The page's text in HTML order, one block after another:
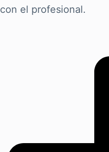
con el profesional.